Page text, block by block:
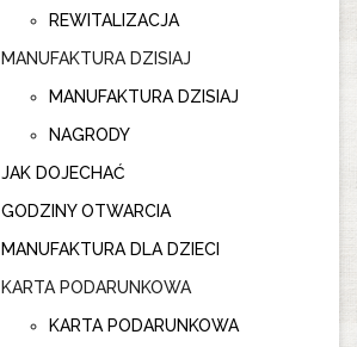
REWITALIZACJA
MANUFAKTURA DZISIAJ
MANUFAKTURA DZISIAJ
NAGRODY
JAK DOJECHAĆ
GODZINY OTWARCIA
MANUFAKTURA DLA DZIECI
KARTA PODARUNKOWA
KARTA PODARUNKOWA